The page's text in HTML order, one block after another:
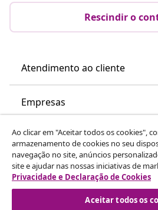
Rescindir o
Atendimento ao cliente
Empresas
vidaXL
Descubra mais
Ao clicar em "Aceitar todos os cookies",
armazenamento de cookies no seu
navegação no site, anúncios
site e ajudar nas nossas iniciativas de
Privacidade e Declaração de Cookies
Aceitar todos os